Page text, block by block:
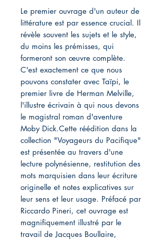
Le premier ouvrage d'un auteur de
littérature est par essence crucial. Il
révèle souvent les sujets et le style,
du moins les prémisses, qui
formeront son œuvre complète.
C'est exactement ce que nous
pouvons constater avec Taïpi, le
premier livre de Herman Melville,
l'illustre écrivain à qui nous devons
le magistral roman d'aventure
Moby Dick.Cette réédition dans la
collection "Voyageurs du Pacifique"
est présentée au travers d'une
lecture polynésienne, restitution des
mots marquisien dans leur écriture
originelle et notes explicatives sur
leur sens et leur usage. Préfacé par
Riccardo Pineri, cet ouvrage est
magnifiquement illustré par le
travail de Jacques Boullaire,